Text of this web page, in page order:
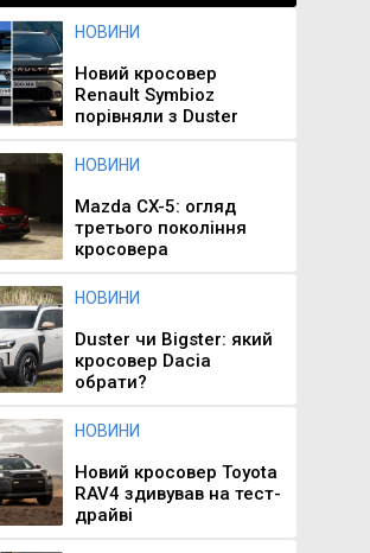
НОВИНИ
Новий кросовер
Renault Symbioz
порівняли з Duster
НОВИНИ
Mazda CX-5: огляд
третього покоління
кросовера
НОВИНИ
Duster чи Bigster: який
кросовер Dacia
обрати?
НОВИНИ
Новий кросовер Toyota
RAV4 здивував на тест-
драйві